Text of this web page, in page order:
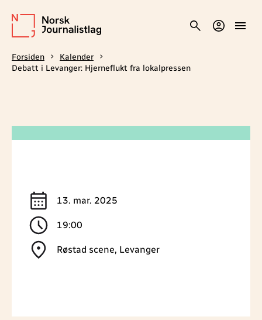
Forsiden
Kalender
Debatt i Levanger: Hjerneflukt fra lokalpressen
13. mar. 2025
19:00
Røstad scene, Levanger